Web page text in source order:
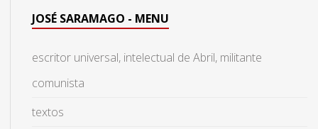
JOSÉ SARAMAGO - MENU
escritor universal, intelectual de Abril, militante
comunista
textos